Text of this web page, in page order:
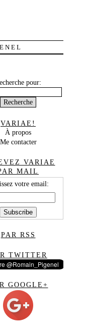
pour:
VARIAE!
À propos
Me contacter
VARIAE
MAIL
votre email:
PAR RSS
TWITTER
GOOGLE+